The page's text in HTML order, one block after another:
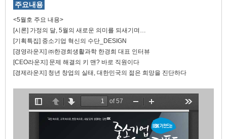
주요내용
<5월호 주요 내용>
[시론] 가정의 달, 5월의 새로운 의미를 되새기며…
[기획특집] 중소기업 혁신의 수단_DESIGN
[경영라운지] ㈜한경희생활과학 한경희 대표 인터뷰
[CEO라운지] 문제 해결의 키 맨? 바로 직원이다
[경제라운지] 청년 창업의 실태, 대한민국의 젊은 희망을 진단하다